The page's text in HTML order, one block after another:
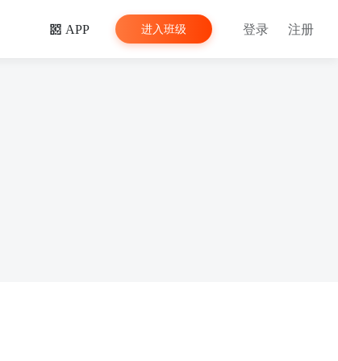
APP 进入班级 登录 注册